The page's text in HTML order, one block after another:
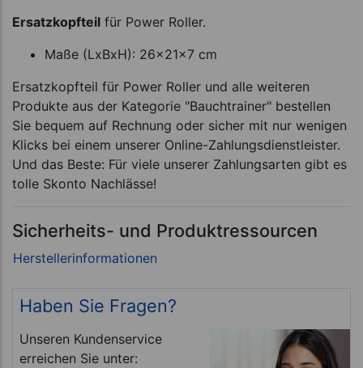
Ersatzkopfteil für Power Roller.
Maße (LxBxH): 26x21x7 cm
Ersatzkopfteil für Power Roller und alle weiteren
Produkte aus der Kategorie "Bauchtrainer" bestellen
Sie bequem auf Rechnung oder sicher mit nur wenigen
Klicks bei einem unserer Online-Zahlungsdienstleister.
Und das Beste: Für viele unserer Zahlungsarten gibt es
tolle Skonto Nachlässe!
Sicherheits- und Produktressourcen
Haben Sie Fragen?
Unseren Kundenservice
erreichen Sie unter: